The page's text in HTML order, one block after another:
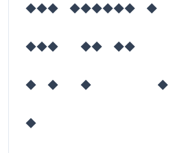
◆◆◆ ◆◆◆◆◆◆ ◆
◆◆◆ ◆◆ ◆◆
◆ ◆ ◆ ◆
◆